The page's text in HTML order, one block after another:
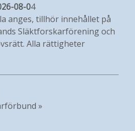
08-04
anges, tillhör innehållet på
Släktforskarförening och
Alla rättigheter
»